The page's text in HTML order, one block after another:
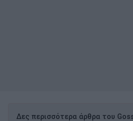
Δες περισσότερα άρθρα του